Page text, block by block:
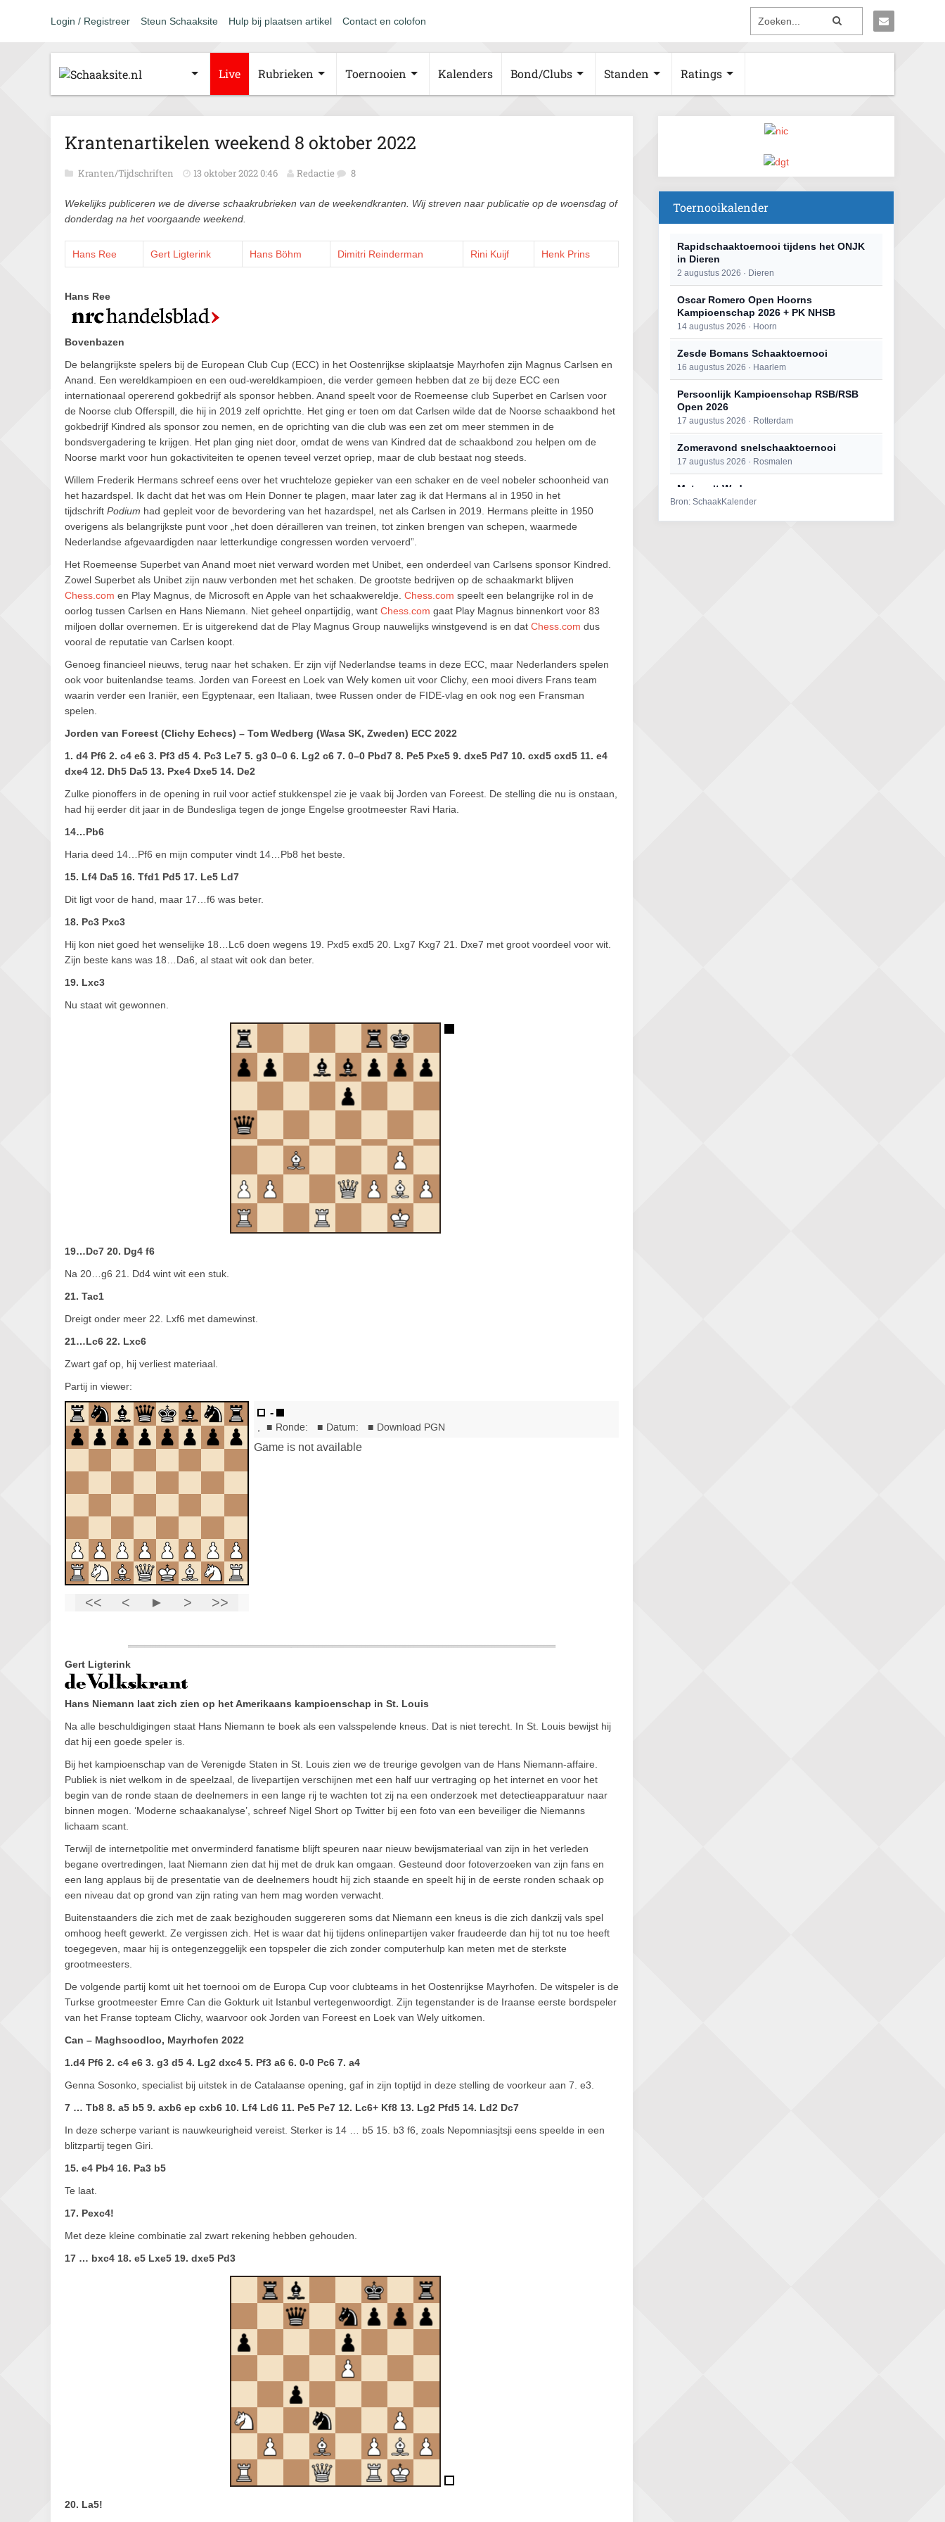
Login / Registreer Steun Schaaksite Hulp bij plaatsen artikel Contact en colofon
Live Rubrieken Toernooien Kalenders Bond/Clubs Standen Ratings
Krantenartikelen weekend 8 oktober 2022
Kranten/Tijdschriften 13 oktober 2022 0:46 Redactie 8
Wekelijks publiceren we de diverse schaakrubrieken van de weekendkranten. Wij streven naar publicatie op de woensdag of
donderdag na het voorgaande weekend.
Hans Ree Gert Ligterink Hans Böhm Dimitri Reinderman Rini Kuijf Henk Prins
Hans Ree
Bovenbazen
De belangrijkste spelers bij de European Club Cup (ECC) in het Oostenrijkse skiplaatsje Mayrhofen zijn Magnus Carlsen en
Anand. Een wereldkampioen en een oud-wereldkampioen, die verder gemeen hebben dat ze bij deze ECC een
internationaal opererend gokbedrijf als sponsor hebben. Anand speelt voor de Roemeense club Superbet en Carlsen voor
de Noorse club Offerspill, die hij in 2019 zelf oprichtte. Het ging er toen om dat Carlsen wilde dat de Noorse schaakbond het
gokbedrijf Kindred als sponsor zou nemen, en de oprichting van die club was een zet om meer stemmen in de
bondsvergadering te krijgen. Het plan ging niet door, omdat de wens van Kindred dat de schaakbond zou helpen om de
Noorse markt voor hun gokactiviteiten te openen teveel verzet opriep, maar de club bestaat nog steeds.
Willem Frederik Hermans schreef eens over het vruchteloze gepieker van een schaker en de veel nobeler schoonheid van
het hazardspel. Ik dacht dat het was om Hein Donner te plagen, maar later zag ik dat Hermans al in 1950 in het
tijdschrift Podium had gepleit voor de bevordering van het hazardspel, net als Carlsen in 2019. Hermans pleitte in 1950
overigens als belangrijkste punt voor „het doen dérailleren van treinen, tot zinken brengen van schepen, waarmede
Nederlandse afgevaardigden naar letterkundige congressen worden vervoerd”.
Het Roemeense Superbet van Anand moet niet verward worden met Unibet, een onderdeel van Carlsens sponsor Kindred.
Zowel Superbet als Unibet zijn nauw verbonden met het schaken. De grootste bedrijven op de schaakmarkt blijven
Chess.com en Play Magnus, de Microsoft en Apple van het schaakwereldje. Chess.com speelt een belangrijke rol in de
oorlog tussen Carlsen en Hans Niemann. Niet geheel onpartijdig, want Chess.com gaat Play Magnus binnenkort voor 83
miljoen dollar overnemen. Er is uitgerekend dat de Play Magnus Group nauwelijks winstgevend is en dat Chess.com dus
vooral de reputatie van Carlsen koopt.
Genoeg financieel nieuws, terug naar het schaken. Er zijn vijf Nederlandse teams in deze ECC, maar Nederlanders spelen
ook voor buitenlandse teams. Jorden van Foreest en Loek van Wely komen uit voor Clichy, een mooi divers Frans team
waarin verder een Iraniër, een Egyptenaar, een Italiaan, twee Russen onder de FIDE-vlag en ook nog een Fransman
spelen.
Jorden van Foreest (Clichy Echecs) – Tom Wedberg (Wasa SK, Zweden) ECC 2022
1. d4 Pf6 2. c4 e6 3. Pf3 d5 4. Pc3 Le7 5. g3 0–0 6. Lg2 c6 7. 0–0 Pbd7 8. Pe5 Pxe5 9. dxe5 Pd7 10. cxd5 cxd5 11. e4
dxe4 12. Dh5 Da5 13. Pxe4 Dxe5 14. De2
Zulke pionoffers in de opening in ruil voor actief stukkenspel zie je vaak bij Jorden van Foreest. De stelling die nu is onstaan,
had hij eerder dit jaar in de Bundesliga tegen de jonge Engelse grootmeester Ravi Haria.
14…Pb6
Haria deed 14…Pf6 en mijn computer vindt 14…Pb8 het beste.
15. Lf4 Da5 16. Tfd1 Pd5 17. Le5 Ld7
Dit ligt voor de hand, maar 17…f6 was beter.
18. Pc3 Pxc3
Hij kon niet goed het wenselijke 18…Lc6 doen wegens 19. Pxd5 exd5 20. Lxg7 Kxg7 21. Dxe7 met groot voordeel voor wit.
Zijn beste kans was 18…Da6, al staat wit ook dan beter.
19. Lxc3
Nu staat wit gewonnen.
19…Dc7 20. Dg4 f6
Na 20…g6 21. Dd4 wint wit een stuk.
21. Tac1
Dreigt onder meer 22. Lxf6 met damewinst.
21…Lc6 22. Lxc6
Zwart gaf op, hij verliest materiaal.
Partij in viewer:
Gert Ligterink
Hans Niemann laat zich zien op het Amerikaans kampioenschap in St. Louis
Na alle beschuldigingen staat Hans Niemann te boek als een valsspelende kneus. Dat is niet terecht. In St. Louis bewijst hij
dat hij een goede speler is.
Bij het kampioenschap van de Verenigde Staten in St. Louis zien we de treurige gevolgen van de Hans Niemann-affaire.
Publiek is niet welkom in de speelzaal, de livepartijen verschijnen met een half uur vertraging op het internet en voor het
begin van de ronde staan de deelnemers in een lange rij te wachten tot zij na een onderzoek met detectieapparatuur naar
binnen mogen. ‘Moderne schaakanalyse’, schreef Nigel Short op Twitter bij een foto van een beveiliger die Niemanns
lichaam scant.
Terwijl de internetpolitie met onverminderd fanatisme blijft speuren naar nieuw bewijsmateriaal van zijn in het verleden
begane overtredingen, laat Niemann zien dat hij met de druk kan omgaan. Gesteund door fotoverzoeken van zijn fans en
een lang applaus bij de presentatie van de deelnemers houdt hij zich staande en speelt hij in de eerste ronden schaak op
een niveau dat op grond van zijn rating van hem mag worden verwacht.
Buitenstaanders die zich met de zaak bezighouden suggereren soms dat Niemann een kneus is die zich dankzij vals spel
omhoog heeft gewerkt. Ze vergissen zich. Het is waar dat hij tijdens onlinepartijen vaker fraudeerde dan hij tot nu toe heeft
toegegeven, maar hij is ontegenzeggelijk een topspeler die zich zonder computerhulp kan meten met de sterkste
grootmeesters.
De volgende partij komt uit het toernooi om de Europa Cup voor clubteams in het Oostenrijkse Mayrhofen. De witspeler is de
Turkse grootmeester Emre Can die Gokturk uit Istanbul vertegenwoordigt. Zijn tegenstander is de Iraanse eerste bordspeler
van het Franse topteam Clichy, waarvoor ook Jorden van Foreest en Loek van Wely uitkomen.
Can – Maghsoodloo, Mayrhofen 2022
1.d4 Pf6 2. c4 e6 3. g3 d5 4. Lg2 dxc4 5. Pf3 a6 6. 0-0 Pc6 7. a4
Genna Sosonko, specialist bij uitstek in de Catalaanse opening, gaf in zijn toptijd in deze stelling de voorkeur aan 7. e3.
7 … Tb8 8. a5 b5 9. axb6 ep cxb6 10. Lf4 Ld6 11. Pe5 Pe7 12. Lc6+ Kf8 13. Lg2 Pfd5 14. Ld2 Dc7
In deze scherpe variant is nauwkeurigheid vereist. Sterker is 14 … b5 15. b3 f6, zoals Nepomniasjtsji eens speelde in een
blitzpartij tegen Giri.
15. e4 Pb4 16. Pa3 b5
Te laat.
17. Pexc4!
Met deze kleine combinatie zal zwart rekening hebben gehouden.
17 … bxc4 18. e5 Lxe5 19. dxe5 Pd3
20. La5!
Toernooikalender
Rapidschaaktoernooi tijdens het ONJK
in Dieren
2 augustus 2026 · Dieren
Oscar Romero Open Hoorns
Kampioenschap 2026 + PK NHSB
14 augustus 2026 · Hoorn
Zesde Bomans Schaaktoernooi
16 augustus 2026 · Haarlem
Persoonlijk Kampioenschap RSB/RSB
Open 2026
17 augustus 2026 · Rotterdam
Zomeravond snelschaaktoernooi
17 augustus 2026 · Rosmalen
Mat op ‘t Wad
22 augustus 2026 · Den Burg, Texel
Bron: SchaakKalender